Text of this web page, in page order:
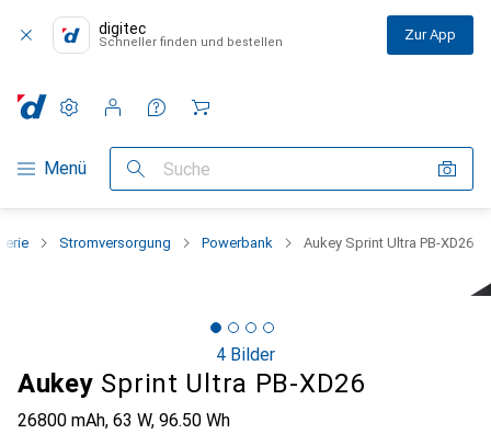
digitec
Schneller finden und bestellen Zur App
Navigation nach Kategorien
Menü Suche
Einstellungen
Kundenkonto
Vergleichslisten
Merklisten
Warenkorb
Stromversorgung Powerbank Aukey Sprint Ultra PB-XD26
4 Bilder
Aukey Sprint Ultra PB-XD26
26800 mAh, 63 W, 96.50 Wh